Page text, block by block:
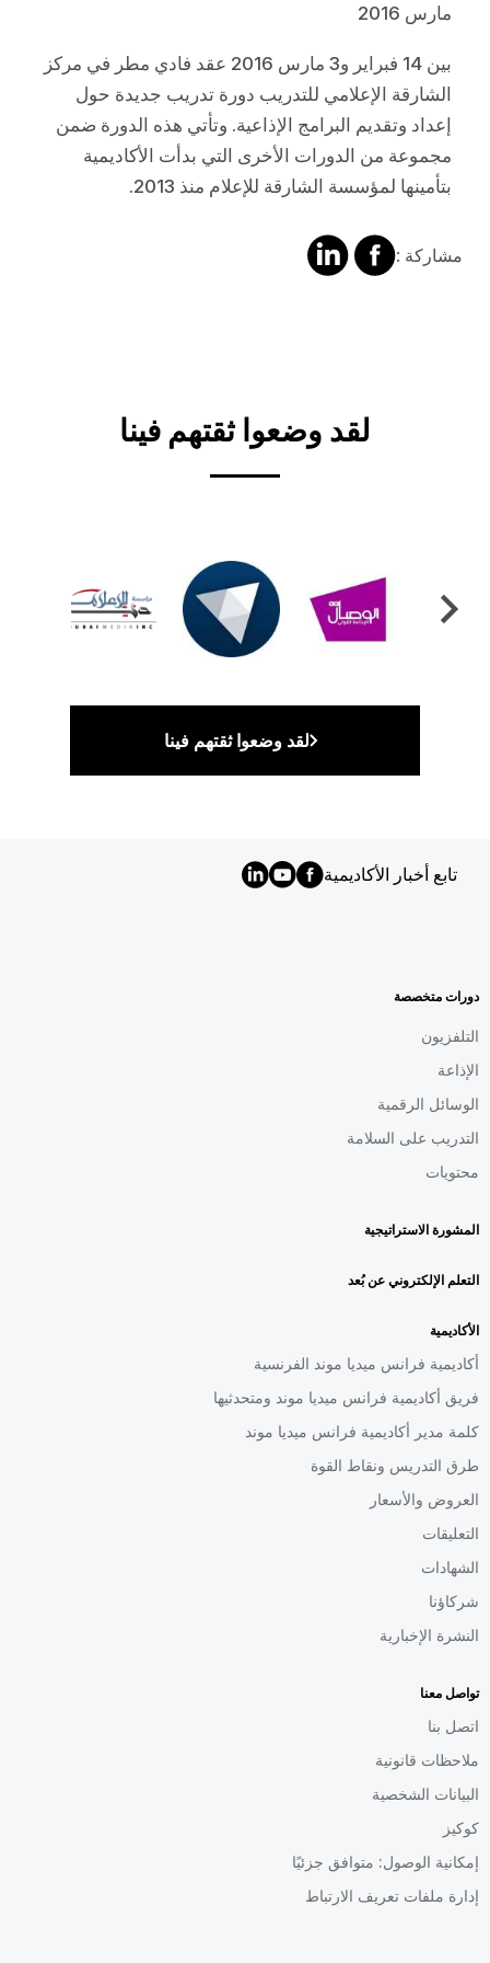
مارس 2016
بين 14 فبراير و3 مارس 2016 عقد فادي مطر في مركز
الشارقة الإعلامي للتدريب دورة تدريب جديدة حول
إعداد وتقديم البرامج الإذاعية. وتأتي هذه الدورة ضمن
مجموعة من الدورات الأخرى التي بدأت الأكاديمية
بتأمينها لمؤسسة الشارقة للإعلام منذ 2013.
مشاركة :مشاركة
على
مشالرة
على
لقد وضعوا ثقتهم فينا
لقد وضعوا ثقتهم فينا
تابع أخبار الأكاديمية
AR
دورات متخصصة
التلفزيون
الإذاعة
الوسائل الرقمية
التدريب على السلامة
محتويات
المشورة الاستراتيجية
التعلم الإلكتروني عن بُعد
الأكاديمية
أكاديمية فرانس ميديا موند الفرنسية
فريق أكاديمية فرانس ميديا موند ومتحدثيها
كلمة مدير أكاديمية فرانس ميديا موند
طرق التدريس ونقاط القوة
العروض والأسعار
التعليقات
الشهادات
شركاؤنا
النشرة الإخبارية
تواصل معنا
اتصل بنا
ملاحظات قانونية
البيانات الشخصية
كوكيز
إمكانية الوصول: متوافق جزئيًا
إدارة ملفات تعريف الارتباط